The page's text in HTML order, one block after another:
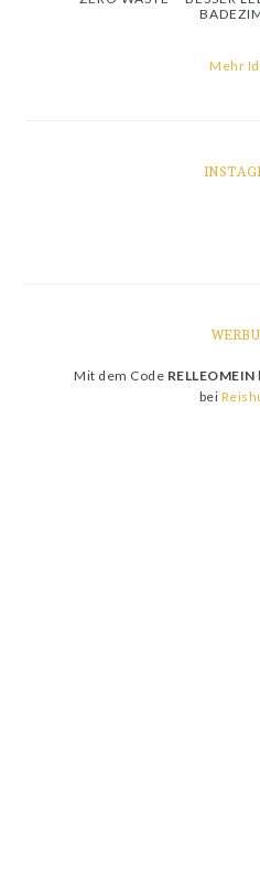
Mehr
Mit dem Code RELLEOMEIN
bei